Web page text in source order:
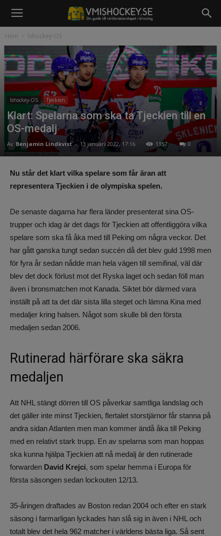
Hem Ishockey-OS
Ishockey-OS Tjeckien
Klart: Spelarna som ska ta Tjeckien till en
OS-medalj
Av Benjamin Lindkvist - 13 januari 2022, 17:16 1357 0
Nu står det klart vilka spelare som får äran att
representera Tjeckien i de olympiska spelen.
De senaste dagarna har flera länder presenterat sina OS-
trupper och idag är det dags för Tjeckien att offentliggöra vilka
spelare som ska få åka med till Peking om några veckor. Det
har gått ganska tungt sedan succén då det blev guld 1998 men
för fyra år sedan nådde man hela vägen till semifinal, väl där
blev det dock förlust mot det Ryska laget och sedan föll man
även i bronsmatchen mot Kanada. Siktet bör därmed vara
inställt på att ta det där sista lilla steget och lämna Kina med
medaljer kring halsen. Något som skulle bli den första
medaljen sedan 2006.
Rutinerad härförare ska säkra
medaljen
Att NHL stängt dörren till OS påverkar samtliga landslag och
det gäller inte minst Tjeckien, flertalet storstjärnor får stanna på
andra sidan Atlanten men man kommer ändå åka till Peking
med en relativt stark trupp. En av spelarna som man hoppas
ska kunna hjälpa Tjeckien att nå medalj är den rutinerade
forwarden David Krejci, som spelar hemma i Europa för
första säsongen sedan lockouten 12/13.
35-åringen draftades av Boston redan 2004 och efter en stark
säsong i farmarligan lyckades han slå sig in även i NHL och
totalt blev det hela 962 matcher i världens bästa liga. Så sent